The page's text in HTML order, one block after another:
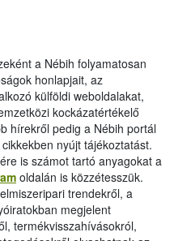
a Nébih folyamatosan
honlapjait, az
külföldi weboldalakat,
kockázatértékelő
hírekről pedig a Nébih portál
nyújt tájékoztatást.
is számot tartó anyagokat a
oldalán is közzétesszük.
trendekről, a
megjelent
termékvisszahívásokról,